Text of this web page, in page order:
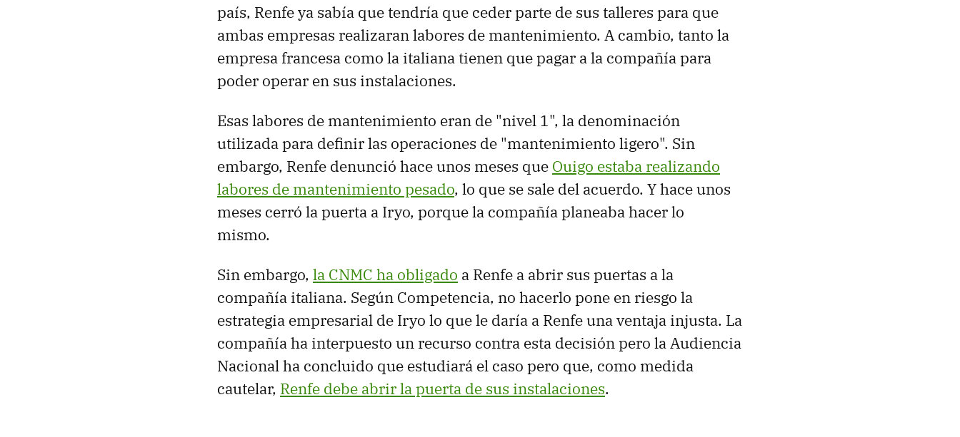
país, Renfe ya sabía que tendría que ceder parte de sus talleres para que
ambas empresas realizaran labores de mantenimiento. A cambio, tanto la
empresa francesa como la italiana tienen que pagar a la compañía para
poder operar en sus instalaciones.
Esas labores de mantenimiento eran de "nivel 1", la denominación
utilizada para definir las operaciones de "mantenimiento ligero". Sin
embargo, Renfe denunció hace unos meses que Ouigo estaba realizando
labores de mantenimiento pesado, lo que se sale del acuerdo. Y hace unos
meses cerró la puerta a Iryo, porque la compañía planeaba hacer lo
mismo.
Sin embargo, la CNMC ha obligado a Renfe a abrir sus puertas a la
compañía italiana. Según Competencia, no hacerlo pone en riesgo la
estrategia empresarial de Iryo lo que le daría a Renfe una ventaja injusta. La
compañía ha interpuesto un recurso contra esta decisión pero la Audiencia
Nacional ha concluido que estudiará el caso pero que, como medida
cautelar, Renfe debe abrir la puerta de sus instalaciones.